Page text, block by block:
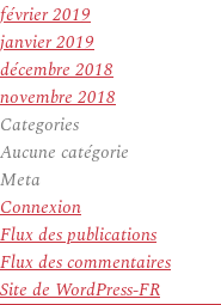
février 2019
janvier 2019
décembre 2018
novembre 2018
Categories
Aucune catégorie
Meta
Connexion
Flux des publications
Flux des commentaires
Site de WordPress-FR